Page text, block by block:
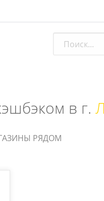
в г.
РЯДОМ